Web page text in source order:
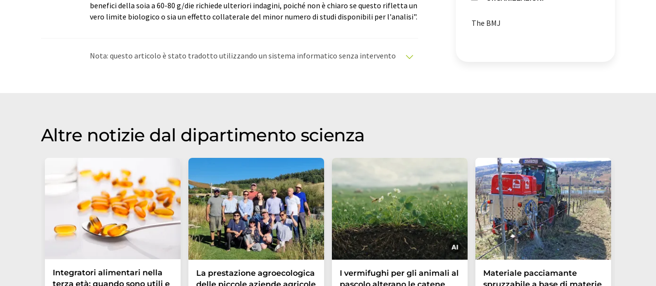
benefici della soia a 60-80 g/die richiede ulteriori indagini, poiché non è chiaro se questo rifletta un
vero limite biologico o sia un effetto collaterale del minor numero di studi disponibili per l'analisi".
Nota: questo articolo è stato tradotto utilizzando un sistema informatico senza intervento
The BMJ
Altre notizie dal dipartimento scienza
Integratori alimentari nella
terza età: quando sono utili e
La prestazione agroecologica
I vermifughi per gli animali al
Materiale pacciamante